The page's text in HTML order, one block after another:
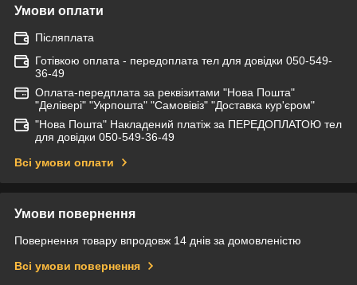
Умови оплати
Післяплата
Готівкою оплата - передоплата тел для довідки 050-549-
36-49
Оплата-передплата за реквізитами "Нова Пошта"
"Делівері" "Укрпошта" "Самовівіз" "Доставка кур'єром"
"Нова Пошта" Накладений платіж за ПЕРЕДОПЛАТОЮ тел
для довідки 050-549-36-49
Всі умови оплати
Умови повернення
Повернення товару впродовж 14 днів за домовленістю
Всі умови повернення